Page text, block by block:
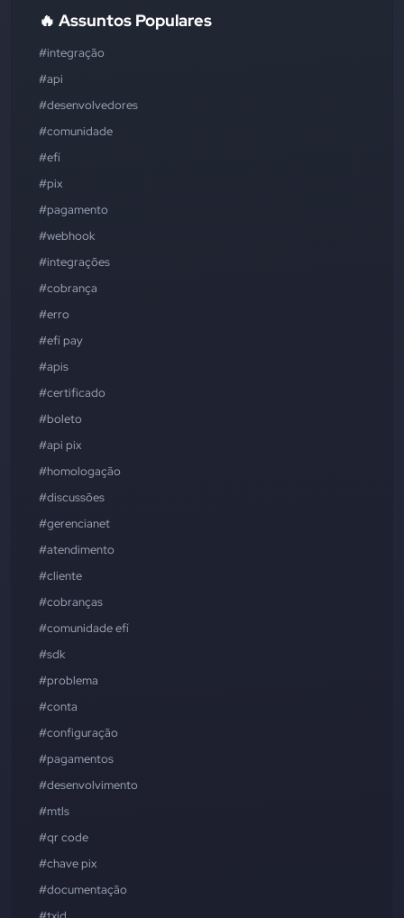
🔥 Assuntos Populares
#integração
#api
#desenvolvedores
#comunidade
#efí
#pix
#pagamento
#webhook
#integrações
#cobrança
#erro
#efí pay
#apis
#certificado
#boleto
#api pix
#homologação
#discussões
#gerencianet
#atendimento
#cliente
#cobranças
#comunidade efí
#sdk
#problema
#conta
#configuração
#pagamentos
#desenvolvimento
#mtls
#qr code
#chave pix
#documentação